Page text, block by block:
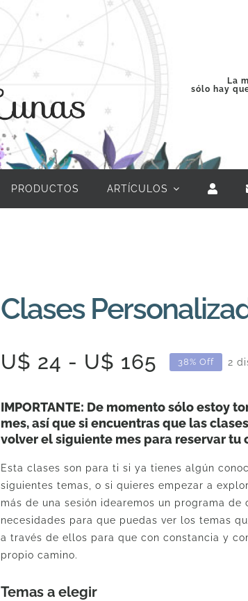
La
sólo hay
PRODUCTOS ARTÍCULOS
Clases
U$ 24 - U$ 165 Rango
precios:
desde
U$
24
hasta
U$
38% Off 2
IMPORTANTE: De momento sólo estoy
mes, así que si encuentras que las
volver el siguiente mes para reservar tu
Esta clases son para ti si ya tienes algún
siguientes temas, o si quieres empezar a
más de una sesión idearemos un programa de
necesidades para que puedas ver los temas
a través de ellos para que con constancia y
propio camino.
Temas a elegir